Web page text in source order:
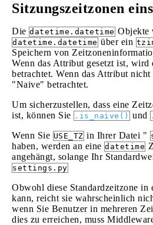
Sitzungszeitzonen
Die datetime.datetime Objekte
datetime.datetime über ein
Speichern von
Wenn das Attribut gesetzt ist,
betrachtet. Wenn das Attribut
"Naive" betrachtet.
Um sicherzustellen, dass eine
ist, können Sie .is_naive() und
Wenn Sie USE_TZ in Ihrer Datei "
haben, werden an eine datetime
angehängt, solange Ihr
settings.py
Obwohl diese Standardzeitzone in
kann, reicht sie wahrscheinlich
wenn Sie Benutzer in mehreren
dies zu erreichen, muss